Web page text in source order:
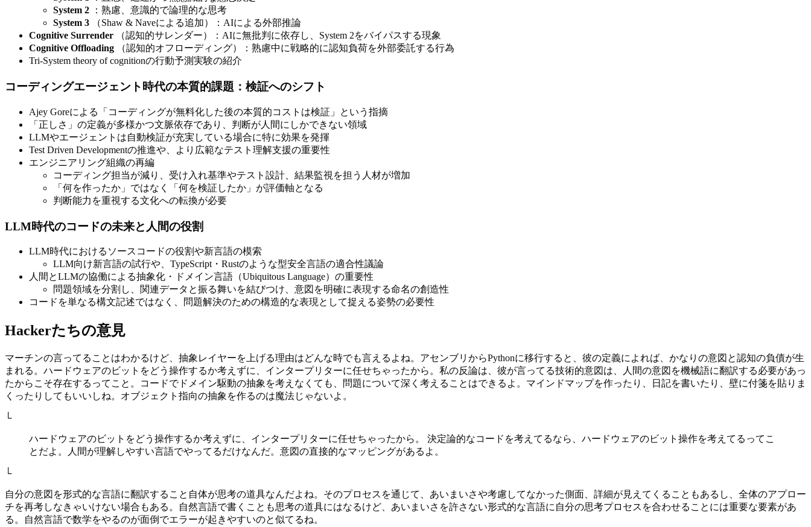
System 2 ：熟慮、意識的で論理的な思考
System 3 （Shaw & Naveによる追加）：AIによる外部推論
Cognitive Surrender （認知的サレンダー）：AIに無批判に依存し、System 2をバイパスする現象
Cognitive Offloading （認知的オフローディング）：熟慮中に戦略的に認知負荷を外部委託する行為
Tri-System theory of cognitionの行動予測実験の紹介
コーディングエージェント時代の本質的課題：検証へのシフト
Ajey Goreによる「コーディングが無料化した後の本質的コストは検証」という指摘
「正しさ」の定義が多様かつ文脈依存であり、判断が人間にしかできない領域
LLMやエージェントは自動検証が充実している場合に特に効果を発揮
Test Driven Developmentの推進や、より広範なテスト理解支援の重要性
エンジニアリング組織の再編
コーディング担当が減り、受け入れ基準やテスト設計、結果監視を担う人材が増加
「何を作ったか」ではなく「何を検証したか」が評価軸となる
判断能力を重視する文化への転換が必要
LLM時代のコードの未来と人間の役割
LLM時代におけるソースコードの役割や新言語の模索
LLM向け新言語の試行や、TypeScript・Rustのような型安全言語の適合性議論
人間とLLMの協働による抽象化・ドメイン言語（Ubiquitous Language）の重要性
問題領域を分割し、関連データと振る舞いを結びつけ、意図を明確に表現する命名の創造性
コードを単なる構文記述ではなく、問題解決のための構造的な表現として捉える姿勢の必要性
Hackerたちの意見
マーチンの言ってることはわかるけど、抽象レイヤーを上げる理由はどんな時でも言えるよね。アセンブリからPythonに移行すると、彼の定義によれば、かなりの意図と認知の負債が生
まれる。ハードウェアのビットをどう操作するか考えずに、インタープリターに任せちゃったから。私の反論は、彼が言ってる技術的意図は、人間の意図を機械語に翻訳する必要があっ
たからこそ存在するってこと。コードでドメイン駆動の抽象を考えなくても、問題について深く考えることはできるよ。マインドマップを作ったり、日記を書いたり、壁に付箋を貼りま
くったりしてもいいしね。オブジェクト指向の抽象を作るのは魔法じゃないよ。
└
ハードウェアのビットをどう操作するか考えずに、インタープリターに任せちゃったから。 決定論的なコードを考えてるなら、ハードウェアのビット操作を考えてるってこ
とだよ。人間が理解しやすい言語でやってるだけなんだ。意図の直接的なマッピングがあるよ。
└
自分の意図を形式的な言語に翻訳すること自体が思考の道具なんだよね。そのプロセスを通じて、あいまいさや考慮してなかった側面、詳細が見えてくることもあるし、全体のアプロー
チを再考しなきゃいけない場合もある。自然言語で書くことも思考の道具にはなるけど、あいまいさを許さない形式的な言語に自分の思考プロセスを合わせることには重要な要素があ
る。自然言語で数学をやるのが面倒でエラーが起きやすいのと似てるね。